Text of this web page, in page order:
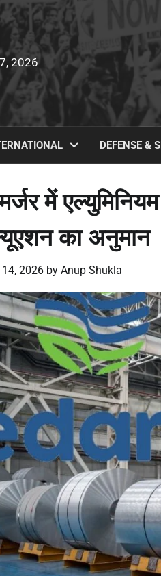
2026
DEFENSE &
में
का अनुमान
2026 by Anup Shukla